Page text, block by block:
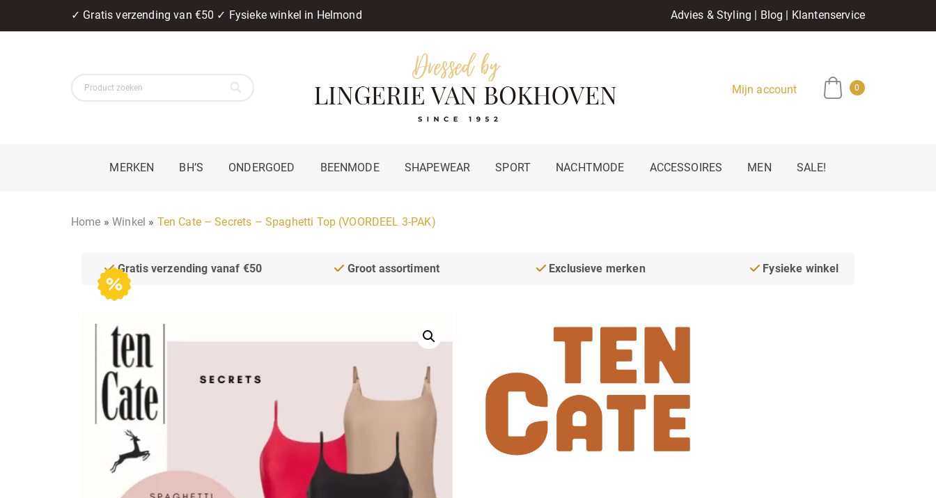
✓ Gratis verzending van €50 ✓ Fysieke winkel in Helmond Advies & Styling | Blog | Klantenservice
Mijn account 0
MERKEN BH’S ONDERGOED BEENMODE SHAPEWEAR SPORT NACHTMODE ACCESSOIRES MEN SALE!
Home »Winkel » Ten Cate – Secrets – Spaghetti Top (VOORDEEL 3-PAK)
Gratis verzending vanaf €50 Groot assortiment Exclusieve merken Fysieke winkel